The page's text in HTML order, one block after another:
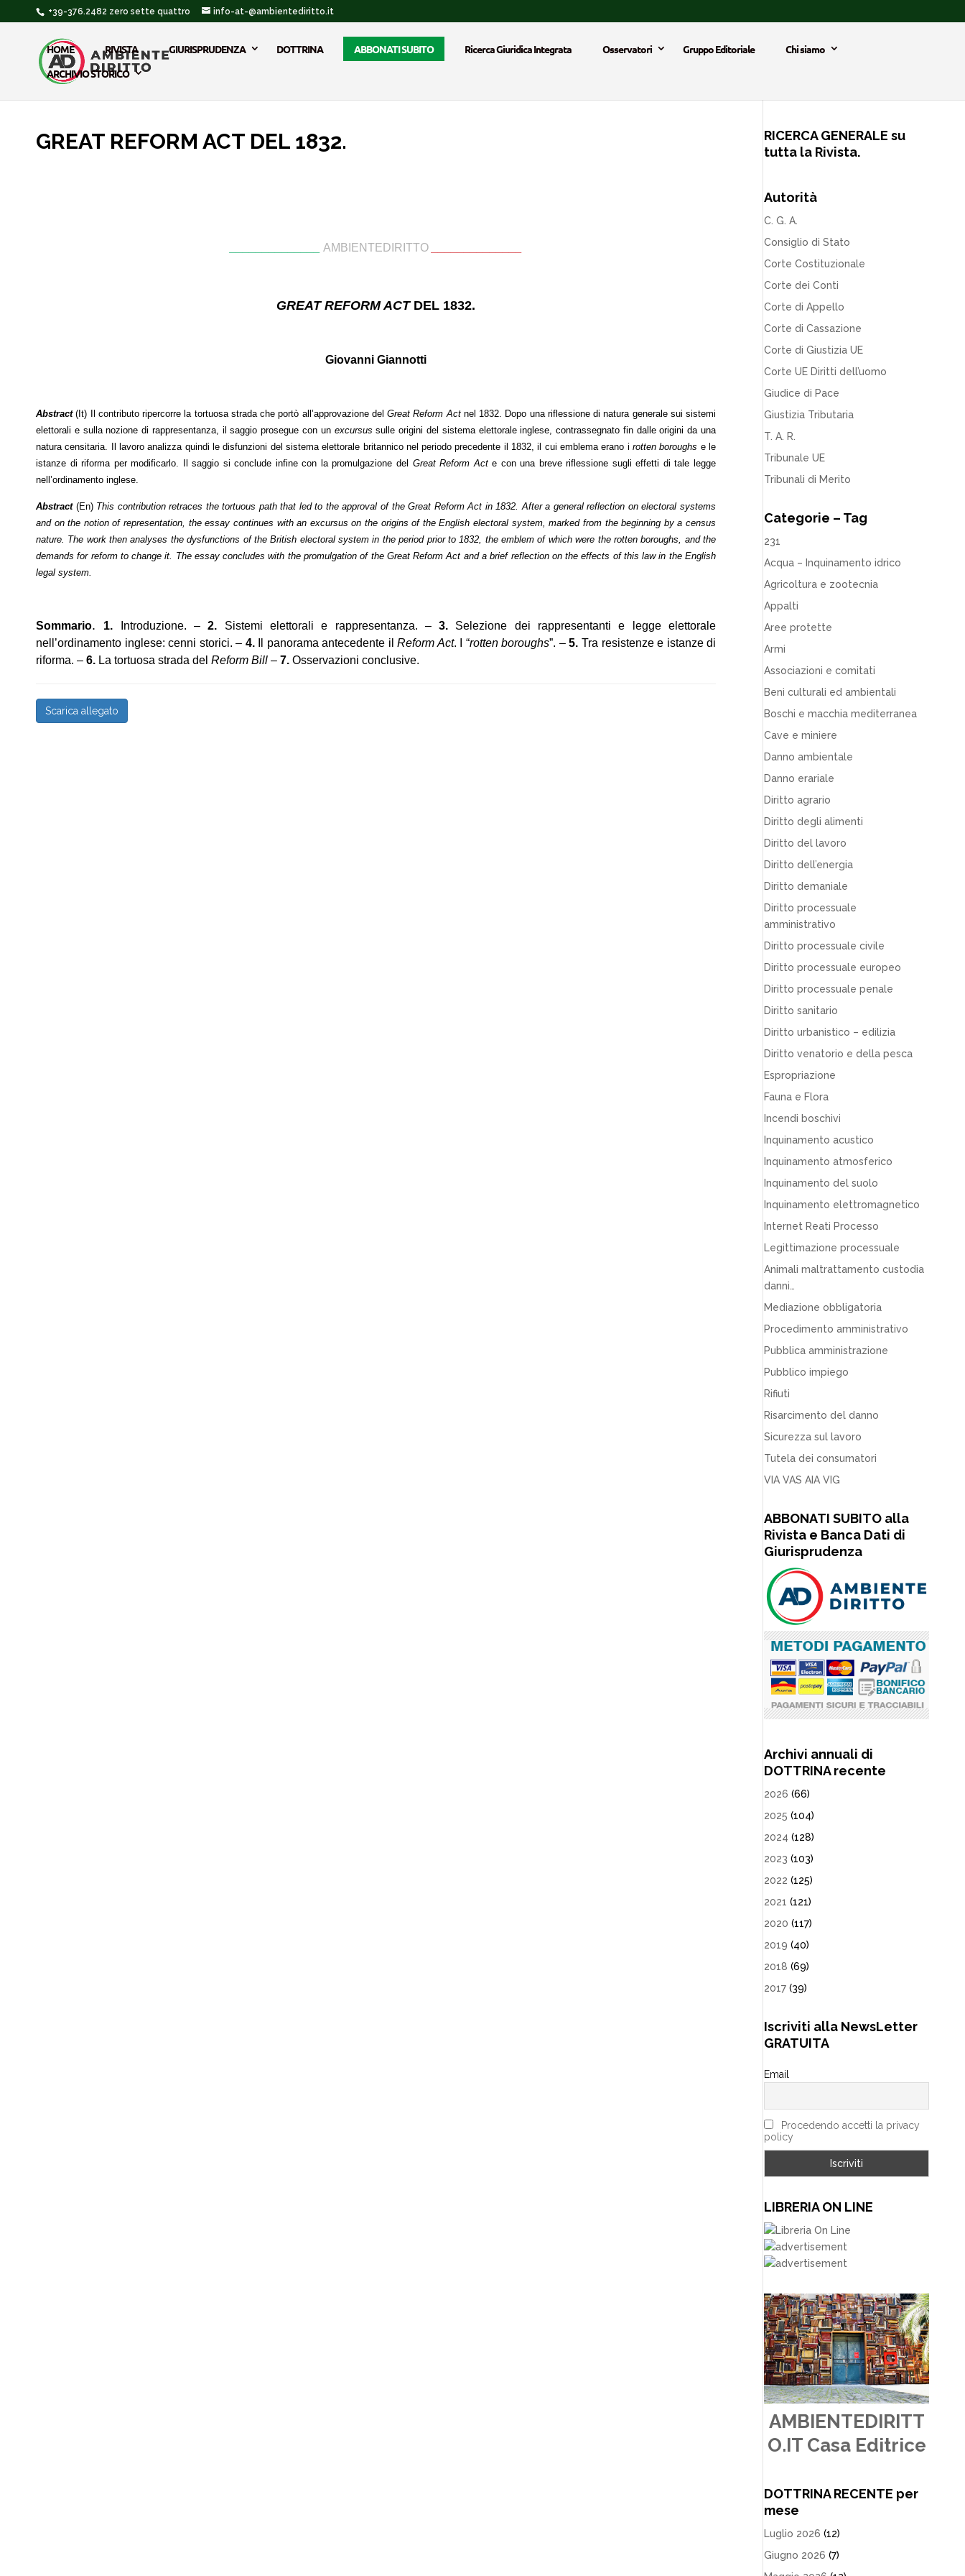
+39-376.2482 zero sette quattro info-at-@ambientediritto.it
HOME RIVISTA GIURISPRUDENZA DOTTRINA ABBONATI SUBITO Ricerca Giuridica Integrata Osservatori Gruppo Editoriale
Chi siamo
ARCHIVIO STORICO
GREAT REFORM ACT DEL 1832.
AMBIENTEDIRITTO
GREAT REFORM ACT DEL 1832.
Giovanni Giannotti
Abstract(It) Il contributo ripercorre la tortuosa strada che portò all’approvazione del Great Reform Actnel 1832. Dopo una riflessione di natura generale sui sistemi
elettorali e sulla nozione di rappresentanza, il saggio prosegue con un excursus sulle origini del sistema elettorale inglese, contrassegnato fin dalle origini da una
natura censitaria. Il lavoro analizza quindi le disfunzioni del sistema elettorale britannico nel periodo precedente il 1832, il cui emblema erano irotten boroughs e le
istanze di riforma per modificarlo. Il saggio si conclude infine con la promulgazione del Great Reform Acte con una breve riflessione sugli effetti di tale legge
nell’ordinamento inglese.
Abstract(En) This contribution retraces the tortuous path that led to the approval of the Great Reform Act in 1832. After a general reflection on electoral systems
and on the notion of representation, the essay continues with an excursus on the origins of the English electoral system, marked from the beginning by a census
nature. The work then analyses the dysfunctions of the British electoral system in the period prior to 1832, the emblem of which were the rotten boroughs, and the
demands for reform to change it. The essay concludes with the promulgation of the Great Reform Act and a brief reflection on the effects of this law in the English
legal system.
Sommario. 1. Introduzione. –2. Sistemi elettorali e rappresentanza. –3. Selezione dei rappresentanti e legge elettorale
nell’ordinamento inglese: cenni storici. – 4. Il panorama antecedente ilReform Act. I “rotten boroughs”. –5. Tra resistenze e istanze di
riforma. – 6. La tortuosa strada del Reform Bill – 7. Osservazioni conclusive.
Scarica allegato
RICERCA GENERALE su
tutta la Rivista.
Autorità
C. G. A.
Consiglio di Stato
Corte Costituzionale
Corte dei Conti
Corte di Appello
Corte di Cassazione
Corte di Giustizia UE
Corte UE Diritti dell’uomo
Giudice di Pace
Giustizia Tributaria
T. A. R.
Tribunale UE
Tribunali di Merito
Categorie – Tag
231
Acqua – Inquinamento idrico
Agricoltura e zootecnia
Appalti
Aree protette
Armi
Associazioni e comitati
Beni culturali ed ambientali
Boschi e macchia mediterranea
Cave e miniere
Danno ambientale
Danno erariale
Diritto agrario
Diritto degli alimenti
Diritto del lavoro
Diritto dell’energia
Diritto demaniale
Diritto processuale
amministrativo
Diritto processuale civile
Diritto processuale europeo
Diritto processuale penale
Diritto sanitario
Diritto urbanistico – edilizia
Diritto venatorio e della pesca
Espropriazione
Fauna e Flora
Incendi boschivi
Inquinamento acustico
Inquinamento atmosferico
Inquinamento del suolo
Inquinamento elettromagnetico
Internet Reati Processo
Legittimazione processuale
Animali maltrattamento custodia
danni…
Mediazione obbligatoria
Procedimento amministrativo
Pubblica amministrazione
Pubblico impiego
Rifiuti
Risarcimento del danno
Sicurezza sul lavoro
Tutela dei consumatori
VIA VAS AIA VIG
ABBONATI SUBITO alla
Rivista e Banca Dati di
Giurisprudenza
Archivi annuali di
DOTTRINA recente
2026 (66)
2025 (104)
2024 (128)
2023 (103)
2022 (125)
2021 (121)
2020 (117)
2019 (40)
2018 (69)
2017 (39)
Iscriviti alla NewsLetter
GRATUITA
Email
Procedendo accetti la privacy
policy
LIBRERIA ON LINE
AMBIENTEDIRITT
O.IT Casa Editrice
DOTTRINA RECENTE per
mese
Luglio 2026 (12)
Giugno 2026 (7)